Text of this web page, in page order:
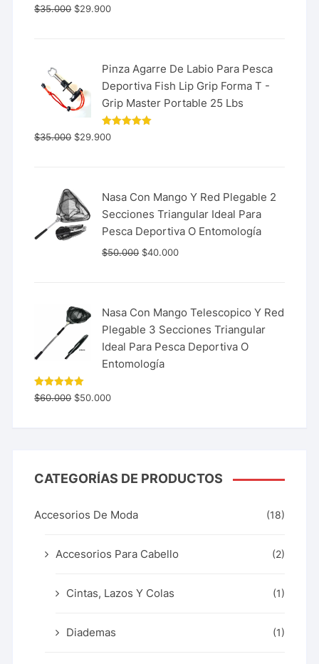
Valorado
con
$35.000 $29.900
Pinza Agarre De Labio Para Pesca
Deportiva Fish Lip Grip Forma T -
Grip Master Portable 25 Lbs
Valorado
con
$35.000 $29.900
Nasa Con Mango Y Red Plegable 2
Secciones Triangular Ideal Para
Pesca Deportiva O Entomología
$50.000 $40.000
Nasa Con Mango Telescopico Y Red
Plegable 3 Secciones Triangular
Ideal Para Pesca Deportiva O
Entomología
Valorado
con 5.00
$60.000 $50.000
CATEGORÍAS DE PRODUCTOS
Accesorios De Moda (18)
Accesorios Para Cabello (2)
Cintas, Lazos Y Colas (1)
Diademas (1)